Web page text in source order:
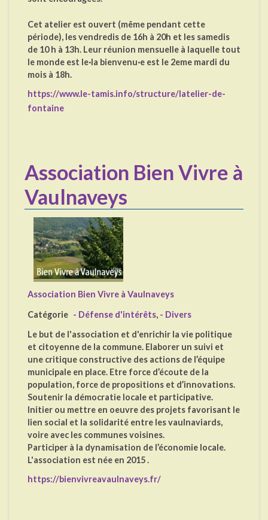
Cet atelier est ouvert (même pendant cette
période), les vendredis de 16h à 20h et les samedis
de 10 h à 13h. Leur réunion mensuelle à laquelle tout
le monde est le·la bienvenu·e est le 2eme mardi du
mois à 18h.
https://www.le-tamis.info/structure/latelier-de-
fontaine
Association Bien Vivre à
Vaulnaveys
Association Bien Vivre à Vaulnaveys
Catégorie - Défense d'intérêts, - Divers
Le but de l'association et d'enrichir la vie politique
et citoyenne de la commune. Elaborer un suivi et
une critique constructive des actions de l’équipe
municipale en place. Etre force d’écoute de la
population, force de propositions et d’innovations.
Soutenir la démocratie locale et participative.
Initier ou mettre en oeuvre des projets favorisant le
lien social et la solidarité entre les vaulnaviards,
voire avec les communes voisines.
Participer à la dynamisation de l’économie locale.
L'association est née en 2015 .
https://bienvivreavaulnaveys.fr/